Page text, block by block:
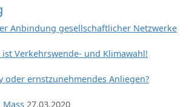
Anbindung gesellschaftlicher Netzwerke
ist Verkehrswende- und Klimawahl!
oder ernstzunehmendes Anliegen?
Mass 27.03.2020